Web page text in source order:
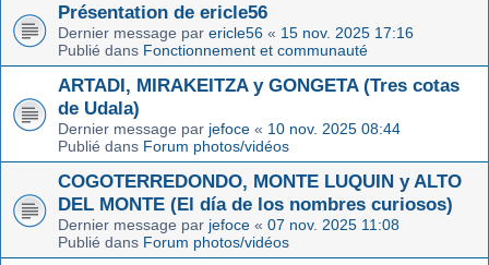
Présentation de ericle56
Dernier message par ericle56 « 15 nov. 2025 17:16
Publié dans Fonctionnement et communauté
ARTADI, MIRAKEITZA y GONGETA (Tres cotas
de Udala)
Dernier message par jefoce « 10 nov. 2025 08:44
Publié dans Forum photos/vidéos
COGOTERREDONDO, MONTE LUQUIN y ALTO
DEL MONTE (El día de los nombres curiosos)
Dernier message par jefoce « 07 nov. 2025 11:08
Publié dans Forum photos/vidéos